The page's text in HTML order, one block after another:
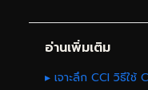
อ่านเพิ่มเติม
▸ เจาะลึก CCI วิธีใ